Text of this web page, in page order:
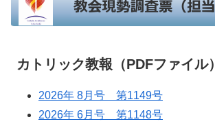
カトリック教報（PDFファイル）
2026年 8月号 第1149号
2026年 6月号 第1148号